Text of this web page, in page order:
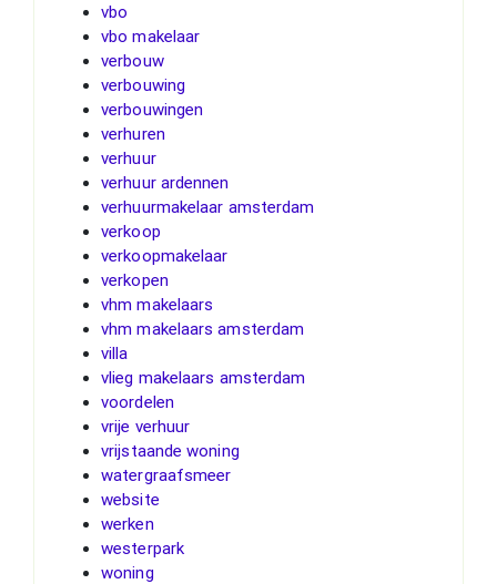
vbo
vbo makelaar
verbouw
verbouwing
verbouwingen
verhuren
verhuur
verhuur ardennen
verhuurmakelaar amsterdam
verkoop
verkoopmakelaar
verkopen
vhm makelaars
vhm makelaars amsterdam
villa
vlieg makelaars amsterdam
voordelen
vrije verhuur
vrijstaande woning
watergraafsmeer
website
werken
westerpark
woning